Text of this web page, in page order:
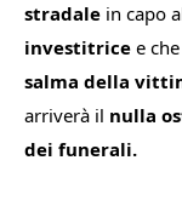
stradale in capo
investitrice e
salma della
arriverà il nulla
dei funerali.